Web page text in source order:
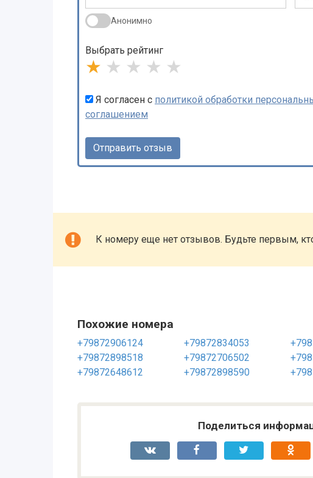
Анонимно
Выбрать рейтинг
★ ★ ★ ★ ★
Я согласен с политикой обработки
соглашением
К номеру еще нет отзывов. Будьте первым,
Похожие номера
+79872906124 +79872834053
+79872898518
+79872706502
+79872648612
+79872898590
Поделиться